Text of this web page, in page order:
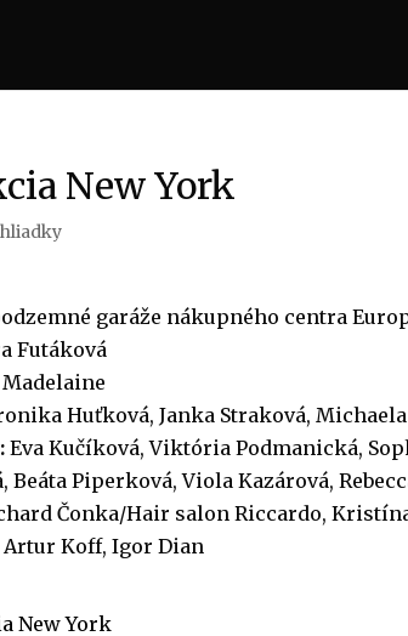
New York
garáže nákupného centra
Futáková
Madelaine
Huťková, Janka Straková,
Eva Kučíková, Viktória Podmanická,
Beáta Piperková, Viola Kazárová,
Čonka/Hair salon Riccardo,
Artur Koff, Igor Dian